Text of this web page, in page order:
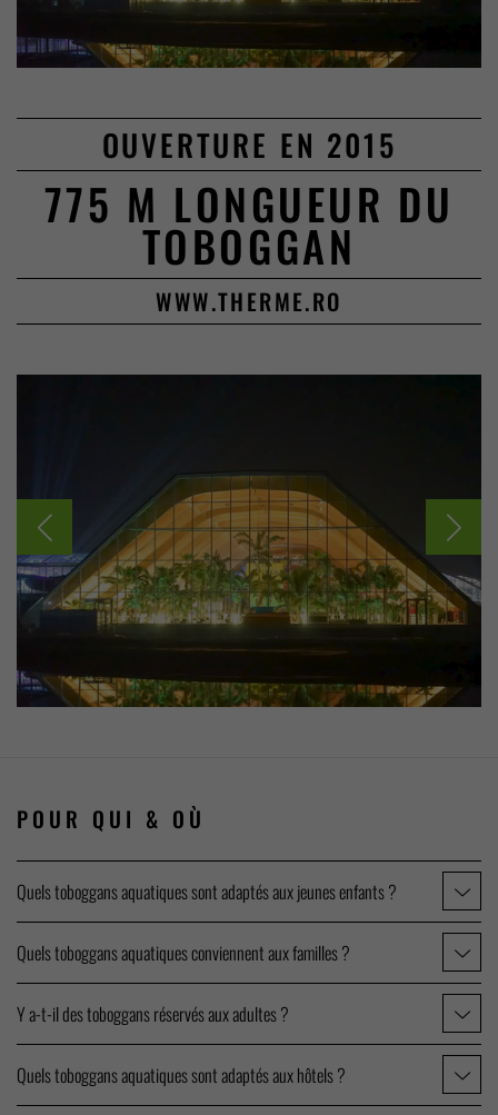
OUVERTURE EN 2015
775 M LONGUEUR DU
TOBOGGAN
WWW.THERME.RO
POUR QUI & OÙ
Quels toboggans aquatiques sont adaptés aux jeunes enfants ?
Quels toboggans aquatiques conviennent aux familles ?
Y a-t-il des toboggans réservés aux adultes ?
Quels toboggans aquatiques sont adaptés aux hôtels ?